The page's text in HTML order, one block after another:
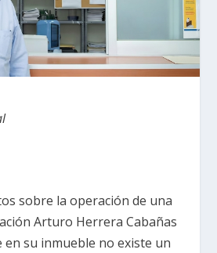
sobre la operación de una
Arturo Herrera Cabañas
en su inmueble no existe un